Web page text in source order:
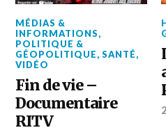
MÉDIAS &
INFORMATIONS,
POLITIQUE &
GÉOPOLITIQUE,SANTÉ,
VIDÉO
Fin de vie –
Documentaire
RITV